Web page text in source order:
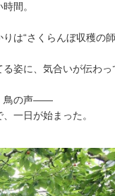
間。
は“さくらんぼ収穫の師
姿に、気合いが伝わっ
鳥の声――
一日が始まった。